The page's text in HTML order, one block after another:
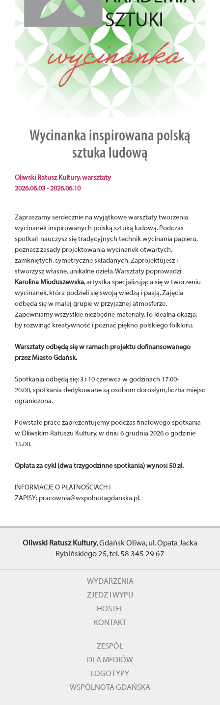
Wycinanka inspirowana polską
sztuka ludową
Oliwski Ratusz Kultury, warsztaty
2026.06.03 - 2026.06.10
Zapraszamy serdecznie na wyjątkowe warsztaty tworzenia
wycinanek inspirowanych polską sztuką ludową. Podczas
spotkań nauczysz się tradycyjnych technik wycinania papieru,
poznasz zasady projektowania wycinanek otwartych,
zamkniętych, symetryczne składanych. Zaprojektujesz i
stworzysz własne, unikalne dzieła. Warsztaty poprowadzi
Karolina Mioduszewska, artystka specjalizująca się w tworzeniu
wycinanek, która podzieli się swoją wiedzą i pasją. Zajęcia
odbędą się w małej grupie w przyjaznej atmosferze.
Zapewniamy wszystkie niezbędne materiały. To Idealna okazja,
by rozwinąć kreatywność i poznać piękno polskiego folkloru.
Warsztaty odbędą się w ramach projektu dofinansowanego
przez Miasto Gdańsk.
Spotkania odbędą się: 3 i 10 czerwca w godzinach 17.00-
20.00, spotkania dedykowane są osobom dorosłym, liczba miejsc
ograniczona.
Powstałe prace zaprezentujemy podczas finałowego spotkania
w Oliwskim Ratuszu Kultury, w dniu 6 grudnia 2026 o godzinie
15.00.
Opłata za cykl (dwa trzygodzinne spotkania) wynosi 50 zł.
INFORMACJE O PŁATNOŚCIACH I
ZAPISY: pracownia@wspolnotagdanska.pl.
Oliwski Ratusz Kultury, Gdańsk Oliwa, ul. Opata Jacka
Rybińskiego 25, tel. 58 345 29 67
WYDARZENIA
ZJEDZ I WYPIJ
HOSTEL
KONTAKT
ZESPÓŁ
DLA MEDIÓW
LOGOTYPY
WSPÓLNOTA GDAŃSKA